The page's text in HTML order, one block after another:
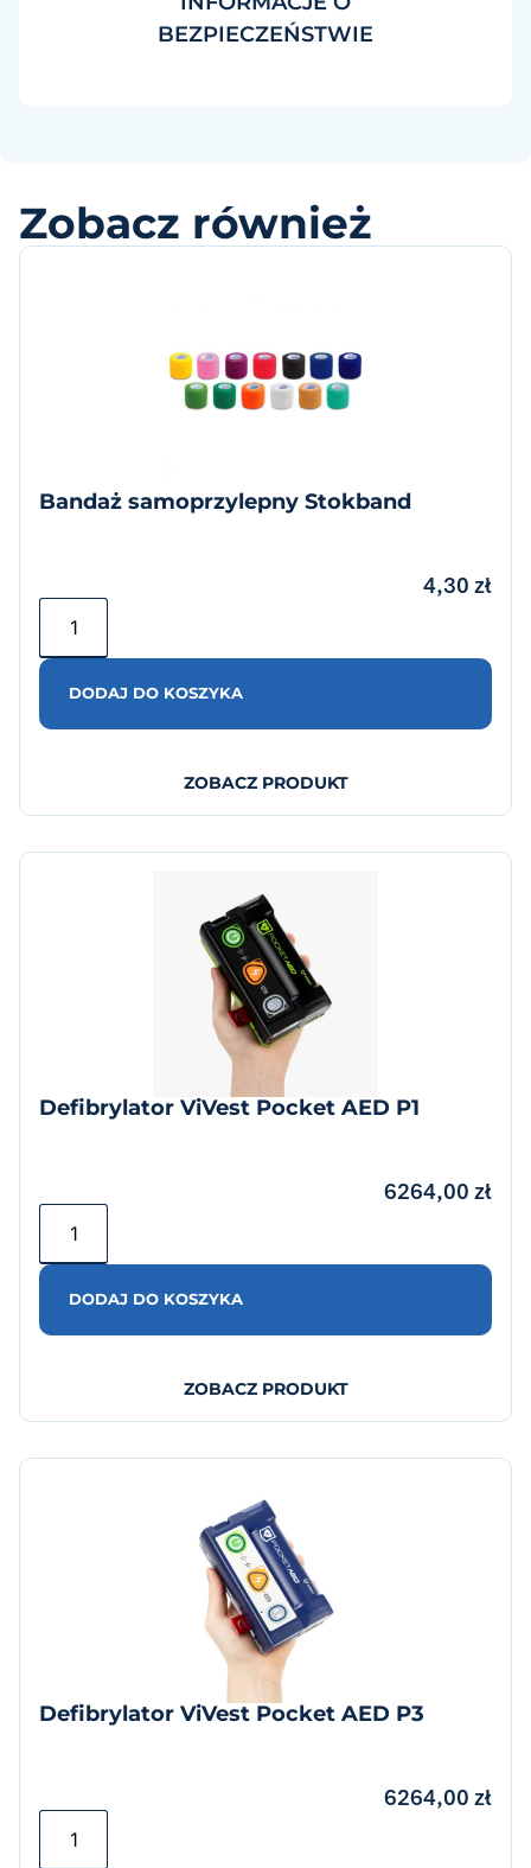
BEZPIECZEŃSTWIE
Zobacz również
Bandaż samoprzylepny Stokband
4,30 zł
DODAJ DO KOSZYKA
ZOBACZ PRODUKT
Defibrylator ViVest Pocket AED P1
6264,00 zł
DODAJ DO KOSZYKA
ZOBACZ PRODUKT
Defibrylator ViVest Pocket AED P3
6264,00 zł